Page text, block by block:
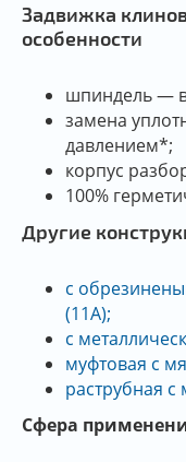
Задвижка
особенности
шпиндель —
замена
давлением*;
корпус
100%
Другие
с
(11А);
с
муфтовая с
раструбная
Сфера